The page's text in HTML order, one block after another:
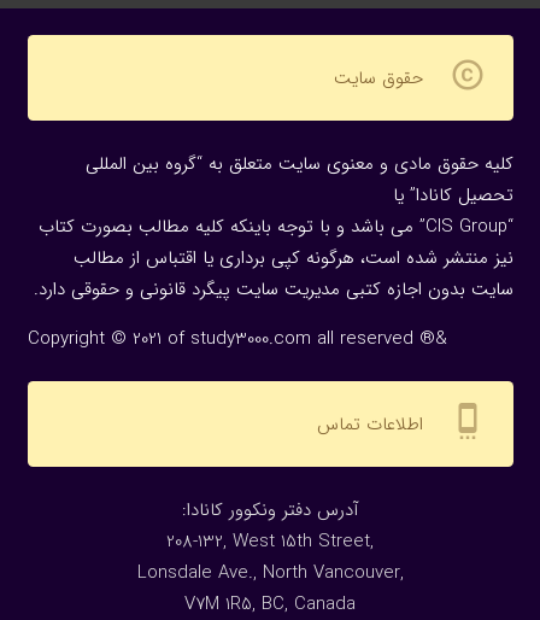
copyright حقوق سایت
کلیه حقوق مادی و معنوی سایت متعلق به “گروه بین المللی
تحصیل کانادا” یا
“CIS Group” می باشد و با توجه باینکه کلیه مطالب بصورت کتاب
نیز منتشر شده است، هرگونه كپی برداری یا اقتباس از مطالب
سایت بدون اجازه كتبی مدیریت سایت پیگرد قانونی و حقوقی دارد.
Copyright © 2021 of study3000.com all reserved ®&
settings_cell اطلاعات تماس
:آدرس دفتر ونکوور کانادا
208-132, West 15th Street,
Lonsdale Ave., North Vancouver,
V7M 1R5, BC, Canada